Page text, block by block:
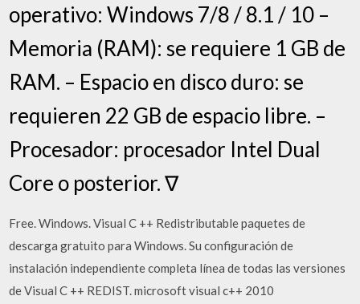
operativo: Windows 7/8 / 8.1 / 10 –
Memoria (RAM): se requiere 1 GB de
RAM. – Espacio en disco duro: se
requieren 22 GB de espacio libre. –
Procesador: procesador Intel Dual
Core o posterior. ∇
Free. Windows. Visual C ++ Redistributable paquetes de
descarga gratuito para Windows. Su configuración de
instalación independiente completa línea de todas las versiones
de Visual C ++ REDIST. microsoft visual c++ 2010